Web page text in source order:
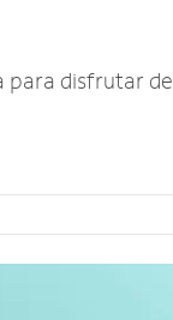
disfrutar